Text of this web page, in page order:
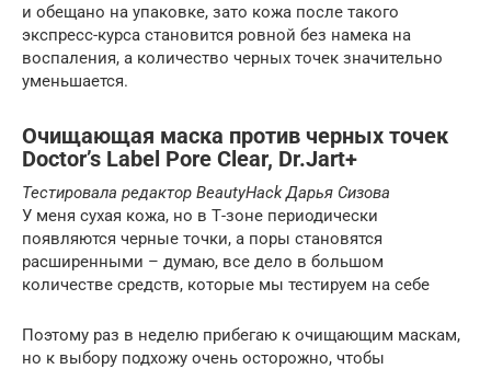
и обещано на упаковке, зато кожа после такого
экспресс-курса становится ровной без намека на
воспаления, а количество черных точек значительно
уменьшается.
Очищающая маска против черных точек
Doctor’s Label Pore Clear, Dr.Jart+
Тестировала редактор BeautyHackДарья Сизова
У меня сухая кожа, но в Т-зоне периодически
появляются черные точки, а поры становятся
расширенными – думаю, все дело в большом
количестве средств, которые мы тестируем на себе
Поэтому раз в неделю прибегаю к очищающим маскам,
но к выбору подхожу очень осторожно, чтобы